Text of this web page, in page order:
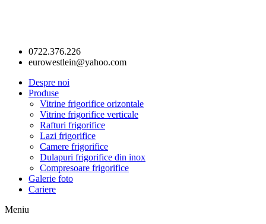
0722.376.226
eurowestlein@yahoo.com
Despre noi
Produse
Vitrine frigorifice orizontale
Vitrine frigorifice verticale
Rafturi frigorifice
Lazi frigorifice
Camere frigorifice
Dulapuri frigorifice din inox
Compresoare frigorifice
Galerie foto
Cariere
Meniu